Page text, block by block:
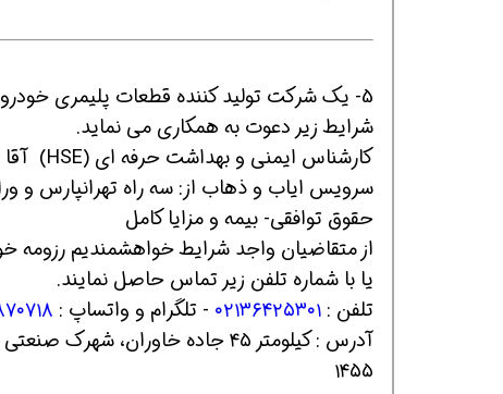
5- یک شرکت تولید کننده قطعات پلیمری
شرایط زیر دعوت به همکاری می نماید.
کارشناس ایمنی و بهداشت حرفه ای (HSE) آقا ، خانم
سرویس ایاب و ذهاب از: سه راه تهرانپارس و
حقوق توافقی- بیمه و مزایا کامل
از متقاضیان واجد شرایط خواهشمندیم رزومه
یا با شماره تلفن‌ زیر تماس حاصل نمایند.
تلفن : ۰۲۱۳۶۴۲۵۳۰۱ - تلگرام و واتساپ :
آدرس : کیلومتر ۴۵ جاده خاوران،
۱۴۵۵